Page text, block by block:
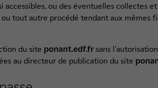
ou des éventuelles collectes
tout autre procédé tendant aux mêmes
du site ponant.edf.frsans
au directeur de publication du site